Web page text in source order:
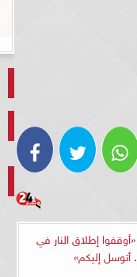
«أوقفوا إطلاق النار في
أتوسل إليكم»